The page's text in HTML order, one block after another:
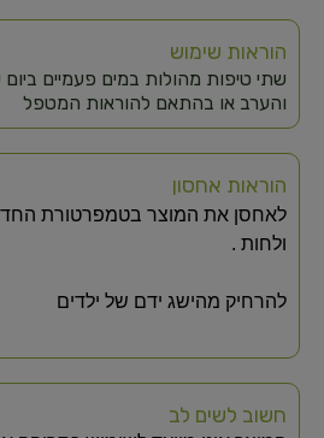
הוראות שימוש
שתי טיפות מהולות במים פעמיים
והערב או בהתאם להוראות המטפל
הוראות אחסון
לאחסן את המוצר בטמפרטורת
ולחות .
להרחיק מהישג ידם של ילדים
חשוב לשים לב